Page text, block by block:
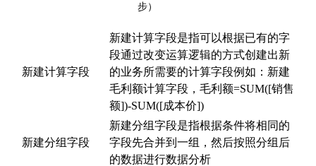
步）
新建计算字段
新建计算字段是指可以根据已有的字
段通过改变运算逻辑的方式创建出新
的业务所需要的计算字段例如：新建
毛利额计算字段，毛利额=SUM([销售
额])-SUM([成本价])
新建分组字段
新建分组字段是指根据条件将相同的
字段先合并到一组，然后按照分组后
的数据进行数据分析